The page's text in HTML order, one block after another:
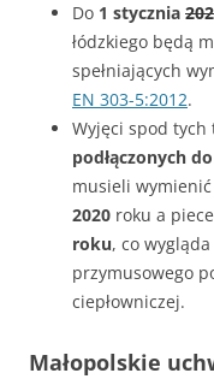
Do 1 stycznia
łódzkiego będą
spełniających
EN 303-5:2012.
Wyjęci spod tych
podłączonych
musieli wymienić
2020 roku a
roku, co
przymusowego
ciepłowniczej.
Małopolskie